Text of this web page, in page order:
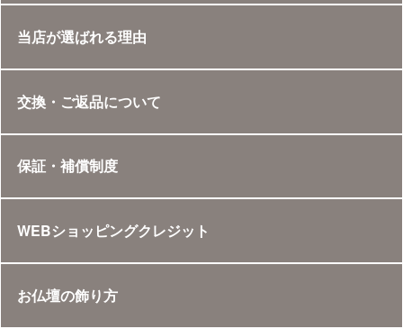
当店が選ばれる理由
交換・ご返品について
保証・補償制度
WEBショッピングクレジット
お仏壇の飾り方